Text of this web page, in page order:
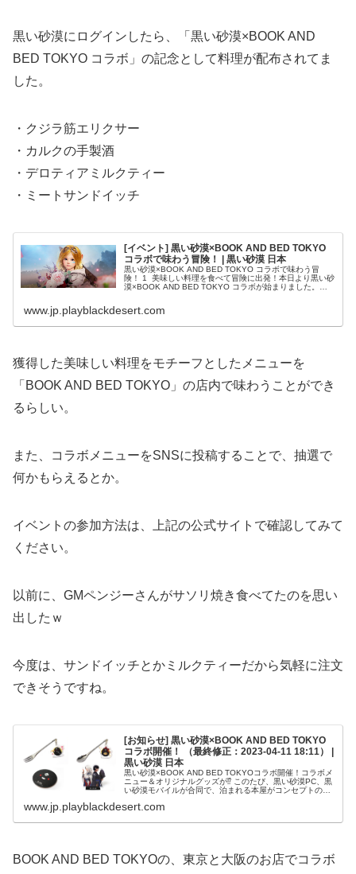
黒い砂漠にログインしたら、「黒い砂漠×BOOK AND
BED TOKYO コラボ」の記念として料理が配布されてま
した。
・クジラ筋エリクサー
・カルクの手製酒
・デロティアミルクティー
・ミートサンドイッチ
[イベント] 黒い砂漠×BOOK AND BED TOKYO
コラボで味わう冒険！ | 黒い砂漠 日本
黒い砂漠×BOOK AND BED TOKYO コラボで味わう冒
険！ 1 美味しい料理を食べて冒険に出発！本日より黒い砂
漠×BOOK AND BED TOKYO コラボが始まりました。コ
www.jp.playblackdesert.com
獲得した美味しい料理をモチーフとしたメニューを
「BOOK AND BED TOKYO」の店内で味わうことができ
るらしい。
また、コラボメニューをSNSに投稿することで、抽選で
何かもらえるとか。
イベントの参加方法は、上記の公式サイトで確認してみて
ください。
以前に、GMペンジーさんがサソリ焼き食べてたのを思い
出したｗ
今度は、サンドイッチとかミルクティーだから気軽に注文
できそうですね。
[お知らせ] 黒い砂漠×BOOK AND BED TOKYO
コラボ開催！ （最終修正：2023-04-11 18:11） |
黒い砂漠 日本
黒い砂漠×BOOK AND BED TOKYOコラボ開催！コラボメ
ニュー＆オリジナルグッズが⁉ このたび、黒い砂漠PC、黒
い砂漠モバイルが合同で、泊まれる本屋がコンセプトの
した...
www.jp.playblackdesert.com
BOOK AND BED TOKYOの、東京と大阪のお店でコラボ